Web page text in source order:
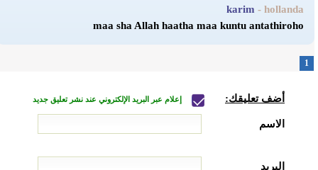
karim - hollanda
maa sha Allah haatha maa kuntu antathiroho
1
أضف تعليقك: إعلام عبر البريد الإلكتروني عند نشر تعليق جديد
الاسم
البريد